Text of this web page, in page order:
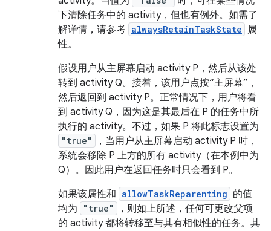
下清除任务中的 activity，但也有例外。如需了
解详情，请参考 alwaysRetainTaskState 属
性。
假设用户从主屏幕启动 activity P，然后从该处
转到 activity Q。接着，该用户点按“主屏幕”，
然后返回到 activity P。正常情况下，用户将看
到 activity Q，因为这是其最后在 P 的任务中所
执行的 activity。不过，如果 P 将此标志设置为
"true"
，当用户从主屏幕启动 activity P 时，
系统会移除 P 上方的所有 activity（在本例中为
Q）。因此用户在返回任务时只会看到 P。
如果该属性和 allowTaskReparenting 的值
均为
"true"
，则如上所述，任何可更改父项
的 activity 都将转移至与其有相似性的任务。其